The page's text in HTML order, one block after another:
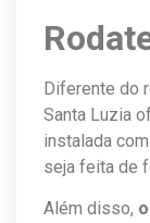
Diferente do
Santa Luzia
instalada
seja feita de
Além disso,